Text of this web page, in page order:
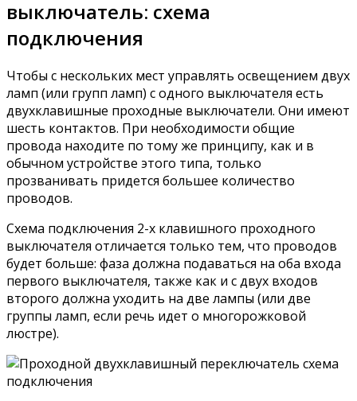
выключатель: схема
подключения
Чтобы с нескольких мест управлять освещением двух
ламп (или групп ламп) с одного выключателя есть
двухклавишные проходные выключатели. Они имеют
шесть контактов. При необходимости общие
провода находите по тому же принципу, как и в
обычном устройстве этого типа, только
прозванивать придется большее количество
проводов.
Схема подключения 2-х клавишного проходного
выключателя отличается только тем, что проводов
будет больше: фаза должна подаваться на оба входа
первого выключателя, также как и с двух входов
второго должна уходить на две лампы (или две
группы ламп, если речь идет о многорожковой
люстре).